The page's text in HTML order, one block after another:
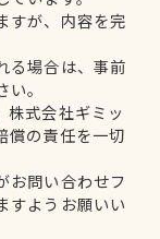
すが、内容を完
る場合は、事前
。
株式会社ギミッ
償の責任を一切
お問い合わせフ
すようお願いい